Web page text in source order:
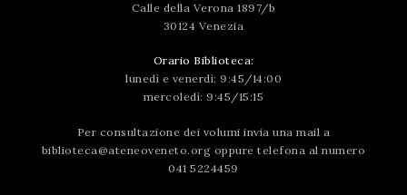
Calle della Verona 1897/b
30124 Venezia
Orario Biblioteca:
lunedì e venerdì: 9:45/14:00
mercoledì: 9:45/15:15
Per consultazione dei volumi invia una mail a
biblioteca@ateneoveneto.org oppure telefona al numero
041 5224459